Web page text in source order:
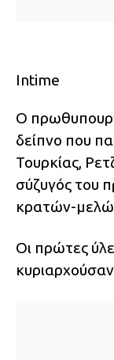
Intime
Ο
δείπνο που
Τουρκίας,
σύζυγός του
κρατών-
Οι πρώτες